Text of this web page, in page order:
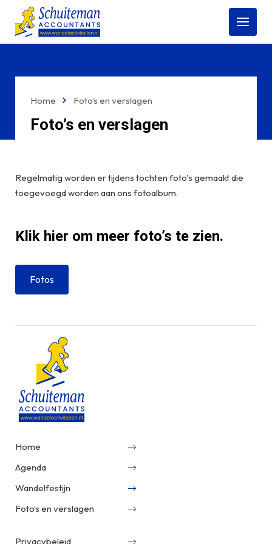
Open
menu
Foto’s en verslagen
Home Foto’s en verslagen
Regelmatig worden er tijdens tochten foto's gemaakt die
toegevoegd worden aan ons fotoalbum.
Klik hier om meer foto’s te zien.
Fotos
Home
Agenda
Wandelfestijn
Foto’s en verslagen
Privacybeleid